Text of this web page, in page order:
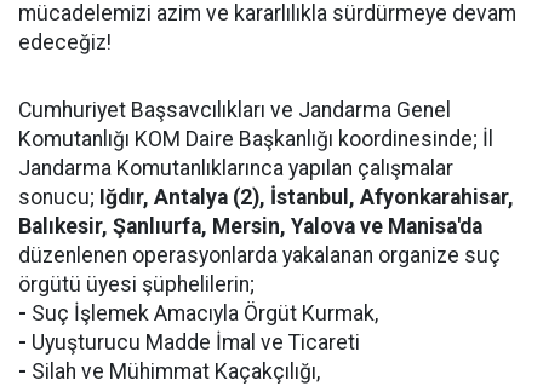
mücadelemizi azim ve kararlılıkla sürdürmeye devam
edeceğiz!
Cumhuriyet Başsavcılıkları ve Jandarma Genel
Komutanlığı KOM Daire Başkanlığı koordinesinde; İl
Jandarma Komutanlıklarınca yapılan çalışmalar
sonucu; Iğdır, Antalya (2), İstanbul, Afyonkarahisar,
Balıkesir, Şanlıurfa, Mersin, Yalova ve Manisa'da
düzenlenen operasyonlarda yakalanan organize suç
örgütü üyesi şüphelilerin;
- Suç İşlemek Amacıyla Örgüt Kurmak,
- Uyuşturucu Madde İmal ve Ticareti
- Silah ve Mühimmat Kaçakçılığı,